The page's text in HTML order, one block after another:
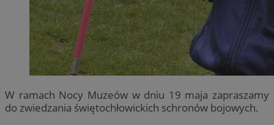
W ramach Nocy Muzeów w dniu 19 maja zapraszamy
do zwiedzania świętochłowickich schronów bojowych.